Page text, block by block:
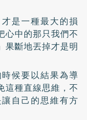
是一種最大的損
心中的那只我們不
果斷地丟掉才是明
候要以結果為導
這種直線思維，不
自己的思維有方